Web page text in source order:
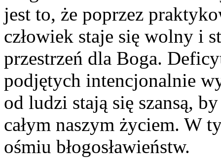
jest to, że poprzez
człowiek staje się wolny i
przestrzeń dla Boga.
podjętych intencjonalnie
od ludzi stają się szansą,
całym naszym życiem. W
ośmiu błogosławieństw.